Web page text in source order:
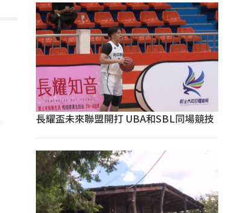
長耀盃未來聯盟開打 UBA和SBL同場競技